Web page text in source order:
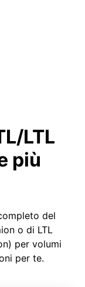
LTL
più
del
o di LTL
per volumi
per te.